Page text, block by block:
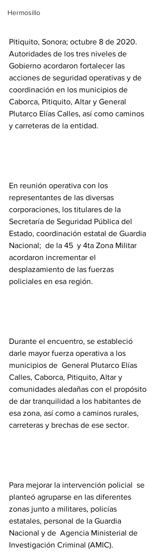
Hermosillo
Pitiquito, Sonora; octubre 8 de 2020.
Autoridades de los tres niveles de
Gobierno acordaron fortalecer las
acciones de seguridad operativas y de
coordinación en los municipios de
Caborca, Pitiquito, Altar y General
Plutarco Elías Calles, así como caminos
y carreteras de la entidad.
En reunión operativa con los
representantes de las diversas
corporaciones, los titulares de la
Secretaría de Seguridad Pública del
Estado, coordinación estatal de Guardia
Nacional;  de la 45  y 4ta Zona Militar
acordaron incrementar el
desplazamiento de las fuerzas
policiales en esa región.
Durante el encuentro, se estableció
darle mayor fuerza operativa a los
municipios de  General Plutarco Elías
Calles, Caborca, Pitiquito, Altar y
comunidades aledañas con el propósito
de dar tranquilidad a los habitantes de
esa zona, así como a caminos rurales,
carreteras y brechas de ese sector.
Para mejorar la intervención policial  se
planteó agruparse en las diferentes
zonas junto a militares, policías
estatales, personal de la Guardia
Nacional y de  Agencia Ministerial de
Investigación Criminal (AMIC).